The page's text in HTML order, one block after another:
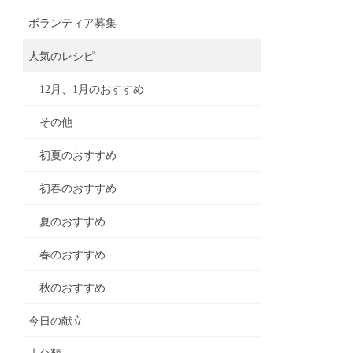
ボランティア募集
人気のレシピ
12月、1月のおすすめ
その他
初夏のおすすめ
初春のおすすめ
夏のおすすめ
春のおすすめ
秋のおすすめ
今日の献立